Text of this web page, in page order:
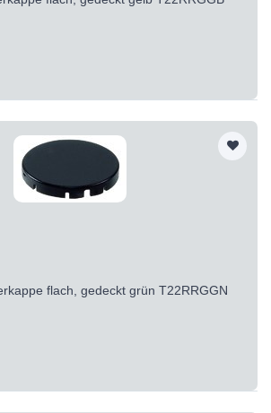
flach, gedeckt grün T22RRGGN